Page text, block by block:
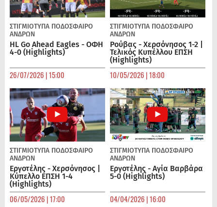
ΣΤΙΓΜΙΟΤΥΠΑ ΠΟΔΌΣΦΑΙΡΟ
ΑΝΔΡΏΝ
HL Go Ahead Eagles - ΟΦΗ
4-0 (Highlights)
26/07/2026 | 15:00
ΣΤΙΓΜΙΟΤΥΠΑ ΠΟΔΌΣΦΑΙΡΟ
ΑΝΔΡΏΝ
Ρούβας - Χερσόνησος 1-2 |
Τελικός Κυπέλλου ΕΠΣΗ
(Highlights)
10/05/2026 | 18:00
ΣΤΙΓΜΙΟΤΥΠΑ ΠΟΔΌΣΦΑΙΡΟ
ΑΝΔΡΏΝ
Εργοτέλης - Χερσόνησος |
Κύπελλο ΕΠΣΗ 1-4
(Highlights)
06/05/2026 | 17:00
ΣΤΙΓΜΙΟΤΥΠΑ ΠΟΔΌΣΦΑΙΡΟ
ΑΝΔΡΏΝ
Εργοτέλης - Αγία Βαρβάρα
5-0 (Highlights)
04/04/2026 | 16:00